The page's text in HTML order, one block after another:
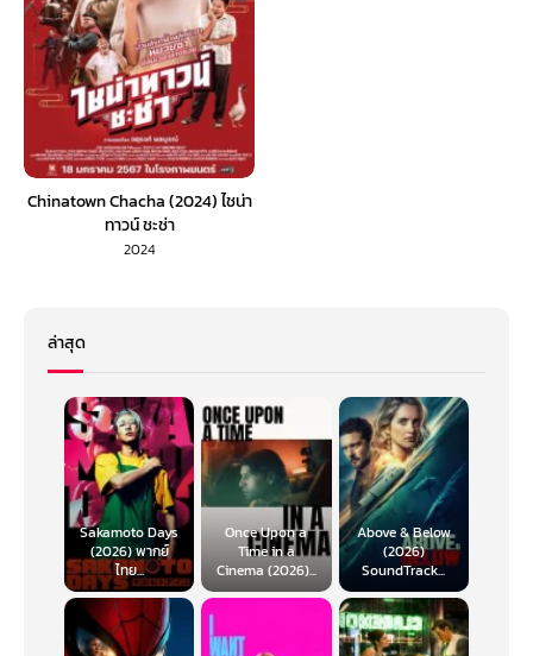
Chinatown Chacha (2024) ไชน่า
ทาวน์ ชะช่า
2024
ล่าสุด
Sakamoto Days
(2026) พากย์
ไทย...
Once Upon a
Time in a
Cinema (2026)...
Above & Below
(2026)
SoundTrack...